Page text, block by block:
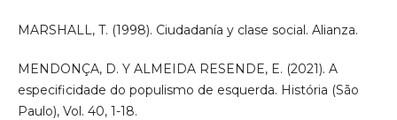
MARSHALL, T. (1998). Ciudadanía y clase social. Alianza.
MENDONÇA, D. Y ALMEIDA RESENDE, E. (2021). A
especificidade do populismo de esquerda. História (São
Paulo), Vol. 40, 1-18.